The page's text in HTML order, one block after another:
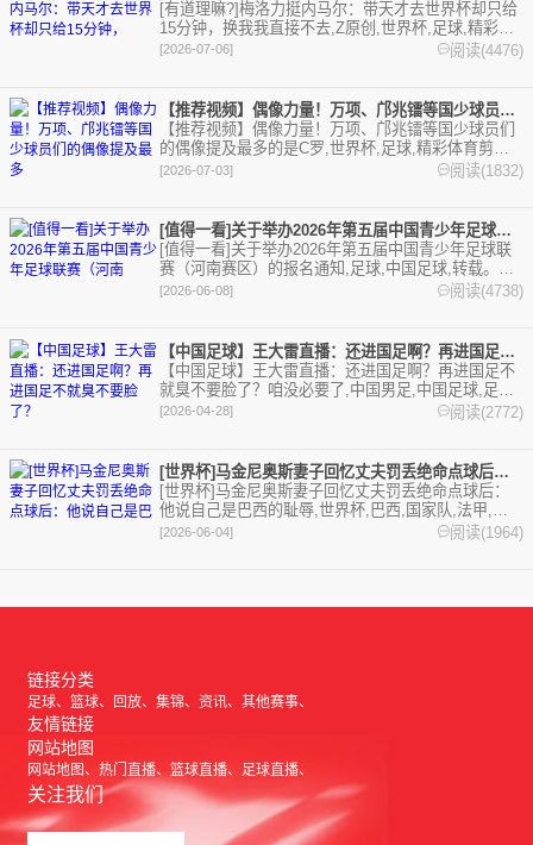
[有道理嘛?]梅洛力挺内马尔：带天才去世界杯却只给
15分钟，换我我直接不去,Z原创,世界杯,足球,精彩体
育剪辑视频在线播放。本站提供最全的篮球视频足球
[2026-07-06] 阅读(4476)
【推荐视频】偶像力量！万项、邝兆镭等国少球员们的偶像提及最多
【推荐视频】偶像力量！万项、邝兆镭等国少球员们
的偶像提及最多的是C罗,世界杯,足球,精彩体育剪辑
视频在线播放。本站提供最全的篮球视频足球视频,集
[2026-07-03] 阅读(1832)
[值得一看]关于举办2026年第五届中国青少年足球联赛（河南
[值得一看]关于举办2026年第五届中国青少年足球联
赛（河南赛区）的报名通知,足球,中国足球,转载。欢
迎收藏本站，24小时为你更新最新的足球，篮球体育
[2026-06-08] 阅读(4738)
【中国足球】王大雷直播：还进国足啊？再进国足不就臭不要脸了？
【中国足球】王大雷直播：还进国足啊？再进国足不
就臭不要脸了？咱没必要了,中国男足,中国足球,足球,
精彩体育剪辑视频在线播放。本站提供最全的篮球视
[2026-04-28] 阅读(2772)
[世界杯]马金尼奥斯妻子回忆丈夫罚丢绝命点球后：他说自己是巴
[世界杯]马金尼奥斯妻子回忆丈夫罚丢绝命点球后：
他说自己是巴西的耻辱,世界杯,巴西,国家队,法甲,巴
黎圣日耳曼,Z原创,足球,精彩体育剪辑视频在线播
[2026-06-04] 阅读(1964)
链接分类
足球 篮球 回放 集锦 资讯 其他赛事
友情链接
网站地图
网站地图 热门直播 篮球直播 足球直播
关注我们